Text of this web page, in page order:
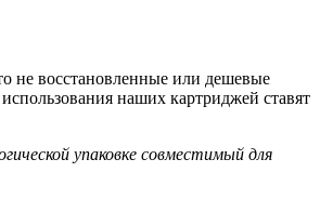
не восстановленные или дешевые
наших картриджей ставят
упаковке совместимый для